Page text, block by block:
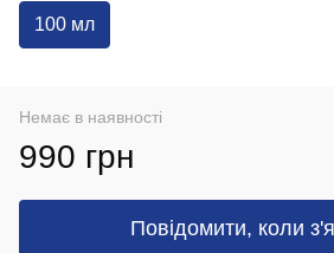
100 мл
Немає в наявності
990 грн
Повідомити, коли